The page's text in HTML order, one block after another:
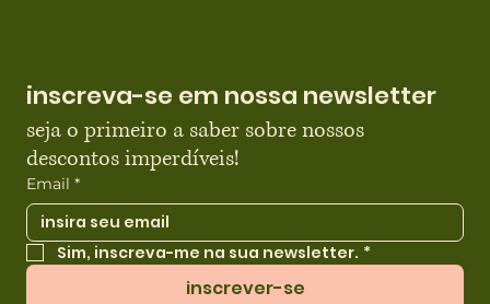
inscreva-se em nossa newsletter
seja o primeiro a saber sobre nossos
descontos imperdíveis!
Email *
Sim, inscreva-me na sua newsletter. *
inscrever-se